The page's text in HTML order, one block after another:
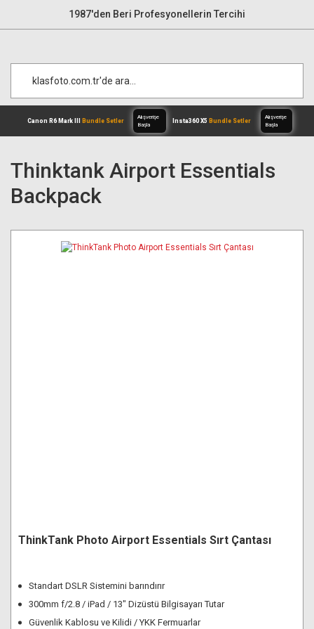
1987'den Beri Profesyonellerin Tercihi
Canon R6 Mark III
Thinktank Airport Essentials
Backpack
ThinkTank Photo Airport Essentials Sırt Çantası
Standart DSLR Sistemini barındırır
300mm f/2.8 / iPad / 13" Dizüstü Bilgisayarı Tutar
Güvenlik Kablosu ve Kilidi / YKK Fermuarlar